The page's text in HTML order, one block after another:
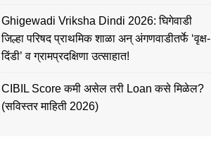
Ghigewadi Vriksha Dindi 2026: घिगेवाडी
जिल्हा परिषद प्राथमिक शाळा अन् अंगणवाडीतर्फे ‘वृक्ष-
दिंडी’ व ग्रामप्रदक्षिणा उत्साहात!
CIBIL Score कमी असेल तरी Loan कसे मिळेल?
(सविस्तर माहिती 2026)